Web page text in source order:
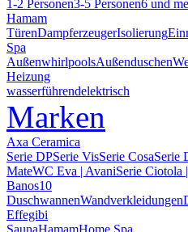
1-2 Personen3-5 Personen6 und
Hamam
TürenDampferzeugerIsolierung
Spa
AußenwhirlpoolsAußenduschen
Heizung
wasserführendelektrisch
Marken
Axa Ceramica
Serie DPSerie VisSerie CosaSerie
MateWC Eva | AvaniSerie Ciotola
Banos10
DuschwannenWandverkleidungen
Effegibi
SaunaHamamHome Spa